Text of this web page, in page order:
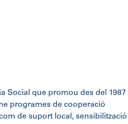
Social que promou des del 1987
programes de cooperació
de suport local, sensibilització